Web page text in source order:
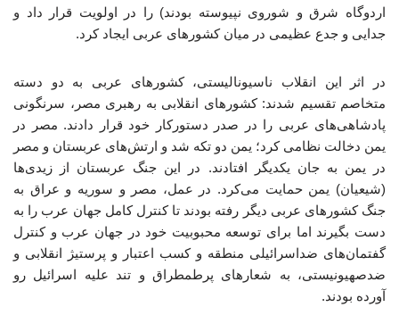
اردوگاه شرق و شوروی نپیوسته بودند) را در اولویت قرار داد و
جدایی و جدع عظیمی در میان کشورهای عربی ایجاد کرد.
در اثر این انقلاب ناسیونالیستی، کشورهای عربی به دو دسته
متخاصم تقسیم شدند: کشورهای انقلابی به رهبری مصر، سرنگونی
پادشاهی‌های عربی را در صدر دستورکار خود قرار دادند. مصر در
یمن دخالت نظامی کرد؛ یمن دو تکه شد و ارتش‌های عربستان و مصر
در یمن به جان یکدیگر افتادند. در این جنگ عربستان از زیدی‌ها
(شیعیان) یمن حمایت می‌کرد. در عمل، مصر و سوریه و عراق به
جنگ کشورهای عربی دیگر رفته بودند تا کنترل کامل جهان عرب را به
دست بگیرند اما برای توسعه محبوبیت خود در جهان عرب و کنترل
گفتمان‌های ضداسرائیلی منطقه و کسب اعتبار و پرستیژ انقلابی و
ضدصهیونیستی، به شعارهای پرطمطراق و تند علیه اسرائیل رو
آورده بودند.